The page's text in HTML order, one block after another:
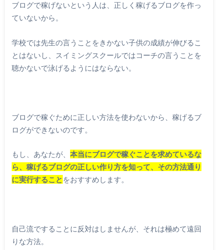
ブログで稼げないという人は、正しく稼げるブログを作っ
ていないから。
学校では先生の言うことをきかない子供の成績が伸びるこ
とはないし、スイミングスクールではコーチの言うことを
聴かないで泳げるようにはならない。
ブログで稼ぐために正しい方法を使わないから、稼げるブ
ログができないのです。
もし、あなたが、 本当にブログで稼ぐことを求めているな
ら、稼げるブログの正しい作り方を知って、その方法通り
に実行すること をおすすめします。
自己流ですることに反対はしませんが、それは極めて遠回
りな方法。